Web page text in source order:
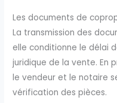
Les documents de
La transmission des
elle conditionne le délai
juridique de la vente. En
le vendeur et le notaire
vérification des pièces.